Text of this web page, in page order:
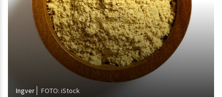
Ingver FOTO: iStock